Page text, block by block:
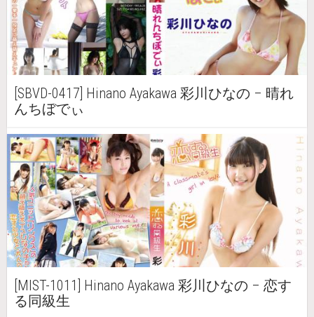
[SBVD-0417] Hinano Ayakawa 彩川ひなの – 晴れ
んちぼでぃ
[MIST-1011] Hinano Ayakawa 彩川ひなの – 恋す
る同級生